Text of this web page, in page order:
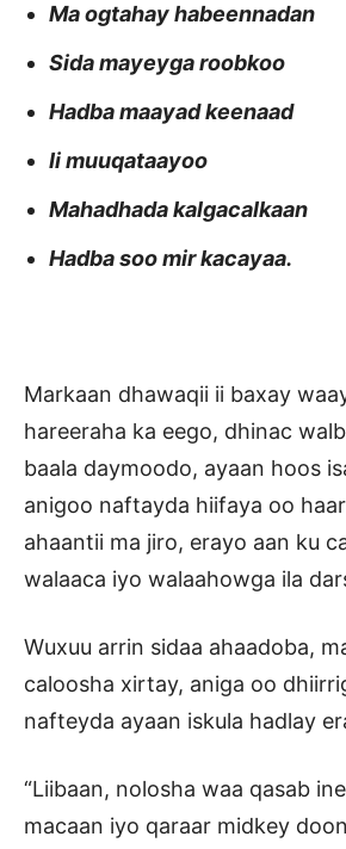
Ma ogtahay habeennadan
Sida mayeyga roobkoo
Hadba maayad keenaad
Ii muuqataayoo
Mahadhada kalgacalkaan
Hadba soo mir kacayaa.
Markaan dhawaqii ii baxay
hareeraha ka eego, dhinac
baala daymoodo, ayaan hoos
anigoo naftayda hiifaya oo
ahaantii ma jiro, erayo aan ku
walaaca iyo walaahowga ila
Wuxuu arrin sidaa ahaadoba,
caloosha xirtay, aniga oo
nafteyda ayaan iskula hadlay
“Liibaan, nolosha waa qasab
macaan iyo qaraar midkey